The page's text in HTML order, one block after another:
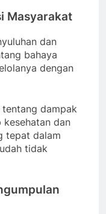
Masyarakat
dan
bahaya
dengan
dampak
dan
tepat dalam
tidak